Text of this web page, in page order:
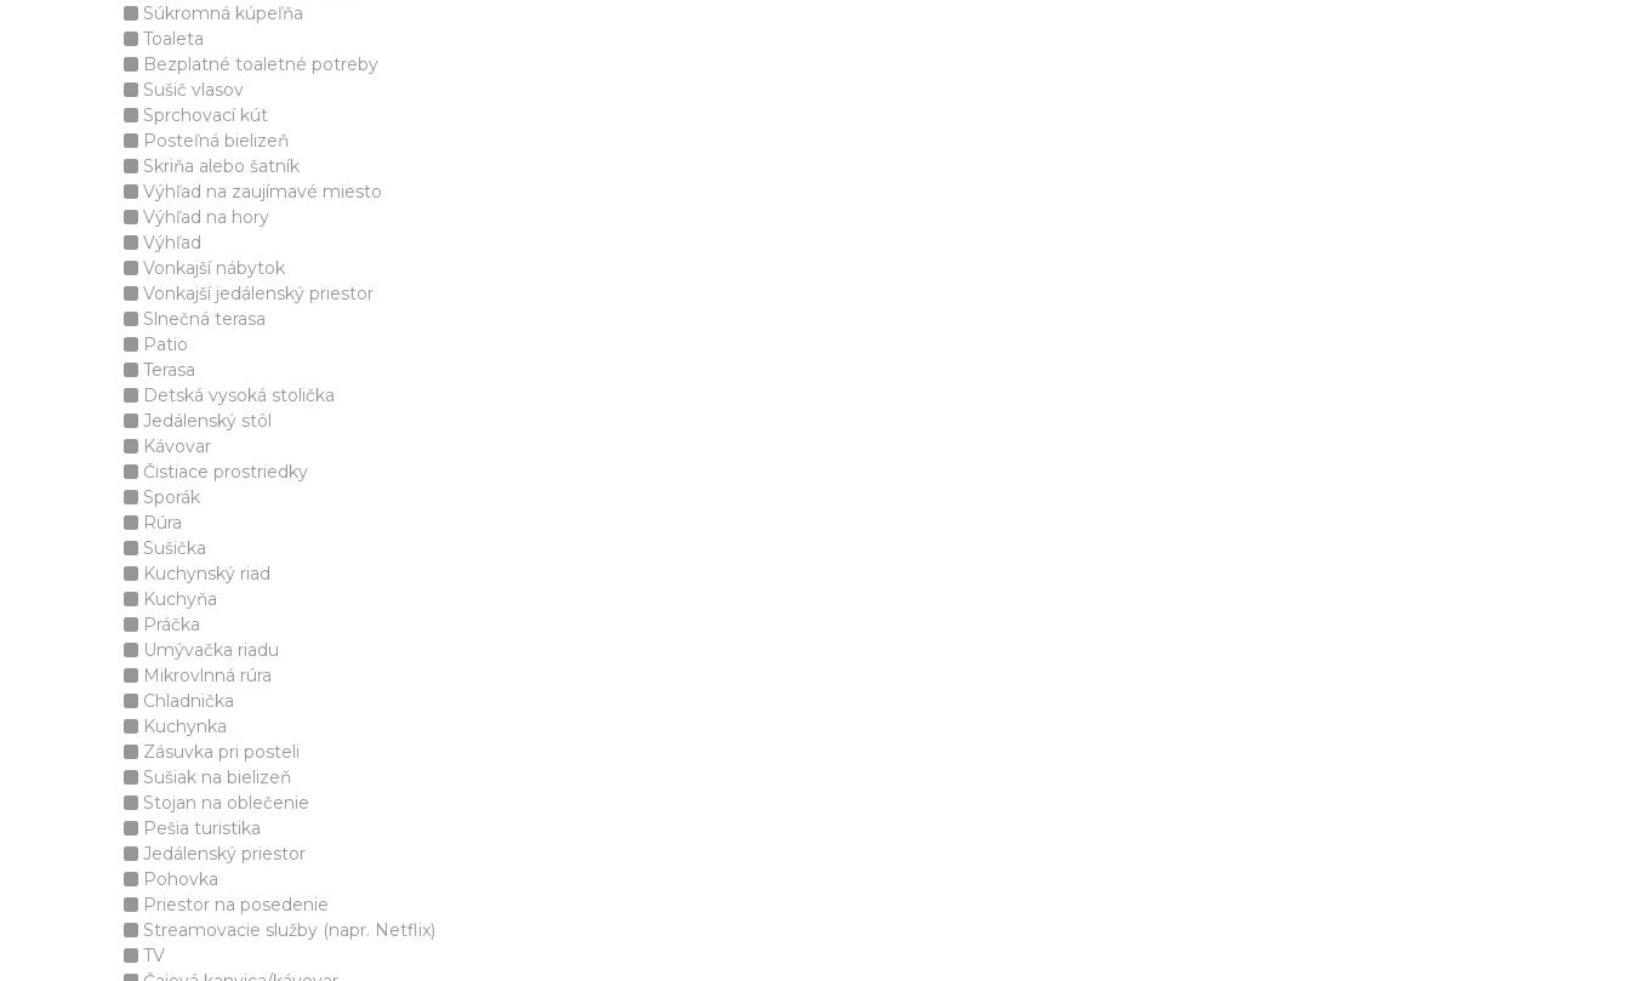
Súkromná kúpeľňa
Toaleta
Bezplatné toaletné potreby
Sušič vlasov
Sprchovací kút
Posteľná bielizeň
Skriňa alebo šatník
Výhľad na zaujímavé miesto
Výhľad na hory
Výhľad
Vonkajší nábytok
Vonkajší jedálenský priestor
Slnečná terasa
Patio
Terasa
Detská vysoká stolička
Jedálenský stôl
Kávovar
Čistiace prostriedky
Sporák
Rúra
Sušička
Kuchynský riad
Kuchyňa
Práčka
Umývačka riadu
Mikrovlnná rúra
Chladnička
Kuchynka
Zásuvka pri posteli
Sušiak na bielizeň
Stojan na oblečenie
Pešia turistika
Jedálenský priestor
Pohovka
Priestor na posedenie
Streamovacie služby (napr. Netflix)
TV